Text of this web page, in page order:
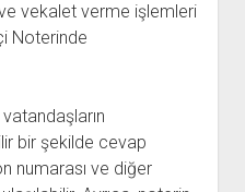
vekalet verme işlemleri
Noterinde
bir şekilde cevap
numarası ve diğer